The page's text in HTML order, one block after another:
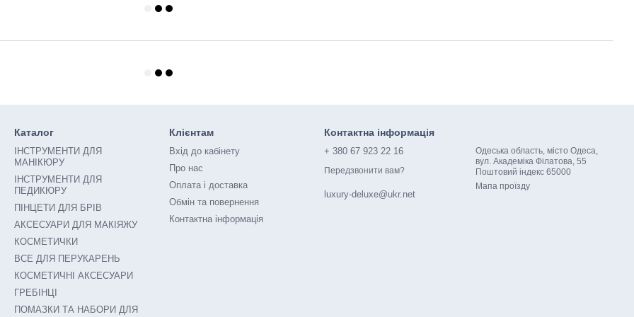
Каталог
ІНСТРУМЕНТИ ДЛЯ
МАНІКЮРУ
ІНСТРУМЕНТИ ДЛЯ
ПЕДИКЮРУ
ПІНЦЕТИ ДЛЯ БРІВ
АКСЕСУАРИ ДЛЯ МАКІЯЖУ
КОСМЕТИЧКИ
ВСЕ ДЛЯ ПЕРУКАРЕНЬ
КОСМЕТИЧНІ АКСЕСУАРИ
ГРЕБІНЦІ
ПОМАЗКИ ТА НАБОРИ ДЛЯ
Клієнтам
Вхід до кабінету
Про нас
Оплата і доставка
Обмін та повернення
Контактна інформація
Контактна інформація
+ 380 67 923 22 16
Передзвонити вам?
luxury-deluxe@ukr.net
Одеська область, місто Одеса,
вул. Академіка Філатова, 55
Поштовий індекс 65000​​
Мапа проїзду